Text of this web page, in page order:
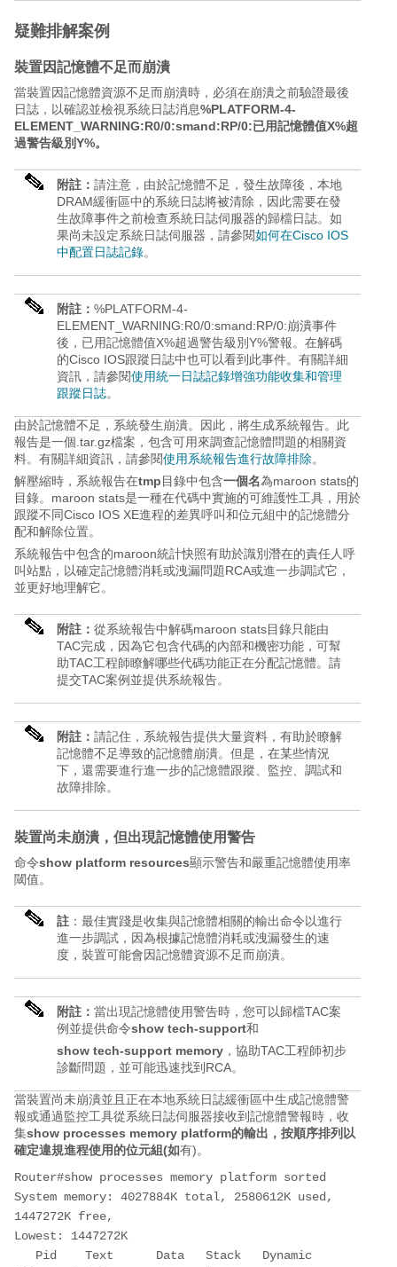
疑難排解案例
裝置因記憶體不足而崩潰
當裝置因記憶體資源不足而崩潰時，必須在崩潰之前驗證最後
日誌，以確認並檢視系統日誌消息%PLATFORM-4-
ELEMENT_WARNING:R0/0:smand:RP/0:已用記憶體值X%超
過警告級別Y%。
附註： 請注意，由於記憶體不足，發生故障後，本地
DRAM緩衝區中的系統日誌將被清除，因此需要在發
生故障事件之前檢查系統日誌伺服器的歸檔日誌。如
果尚未設定系統日誌伺服器，請參閱如何在Cisco IOS
中配置日誌記錄。
附註： %PLATFORM-4-
ELEMENT_WARNING:R0/0:smand:RP/0:崩潰事件
後，已用記憶體值X%超過警告級別Y%警報。在解碼
的Cisco IOS跟蹤日誌中也可以看到此事件。有關詳細
資訊，請參閱使用統一日誌記錄增強功能收集和管理
跟蹤日誌。
由於記憶體不足，系統發生崩潰。因此，將生成系統報告。此
報告是一個.tar.gz檔案，包含可用來調查記憶體問題的相關資
料。有關詳細資訊，請參閱使用系統報告進行故障排除。
解壓縮時，系統報告在tmp目錄中包含一個名為maroon stats的
目錄。maroon stats是一種在代碼中實施的可維護性工具，用於
跟蹤不同Cisco IOS XE進程的差異呼叫和位元組中的記憶體分
配和解除位置。
系統報告中包含的maroon統計快照有助於識別潛在的責任人呼
叫站點，以確定記憶體消耗或洩漏問題RCA或進一步調試它，
並更好地理解它。
附註： 從系統報告中解碼maroon stats目錄只能由
TAC完成，因為它包含代碼的內部和機密功能，可幫
助TAC工程師瞭解哪些代碼功能正在分配記憶體。請
提交TAC案例並提供系統報告。
附註： 請記住，系統報告提供大量資料，有助於瞭解
記憶體不足導致的記憶體崩潰。但是，在某些情況
下，還需要進行進一步的記憶體跟蹤、監控、調試和
故障排除。
裝置尚未崩潰，但出現記憶體使用警告
命令show platform resources顯示警告和嚴重記憶體使用率
閾值。
註 ：最佳實踐是收集與記憶體相關的輸出命令以進行
進一步調試，因為根據記憶體消耗或洩漏發生的速
度，裝置可能會因記憶體資源不足而崩潰。
附註： 當出現記憶體使用警告時，您可以歸檔TAC案
例並提供命令show tech-support和
show tech-support memory ，協助TAC工程師初步
診斷問題，並可能迅速找到RCA。
當裝置尚未崩潰並且正在本地系統日誌緩衝區中生成記憶體警
報或通過監控工具從系統日誌伺服器接收到記憶體警報時，收
集show processes memory platform的輸出，按順序排列以
確定違規進程使用的位元組(如有)。
Router#show processes memory platform sorted
System memory: 4027884K total, 2580612K used,
1447272K free,
Lowest: 1447272K